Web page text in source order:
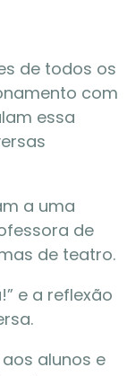
de todos os
com
essa
a uma
de
de teatro.
e a reflexão
alunos e